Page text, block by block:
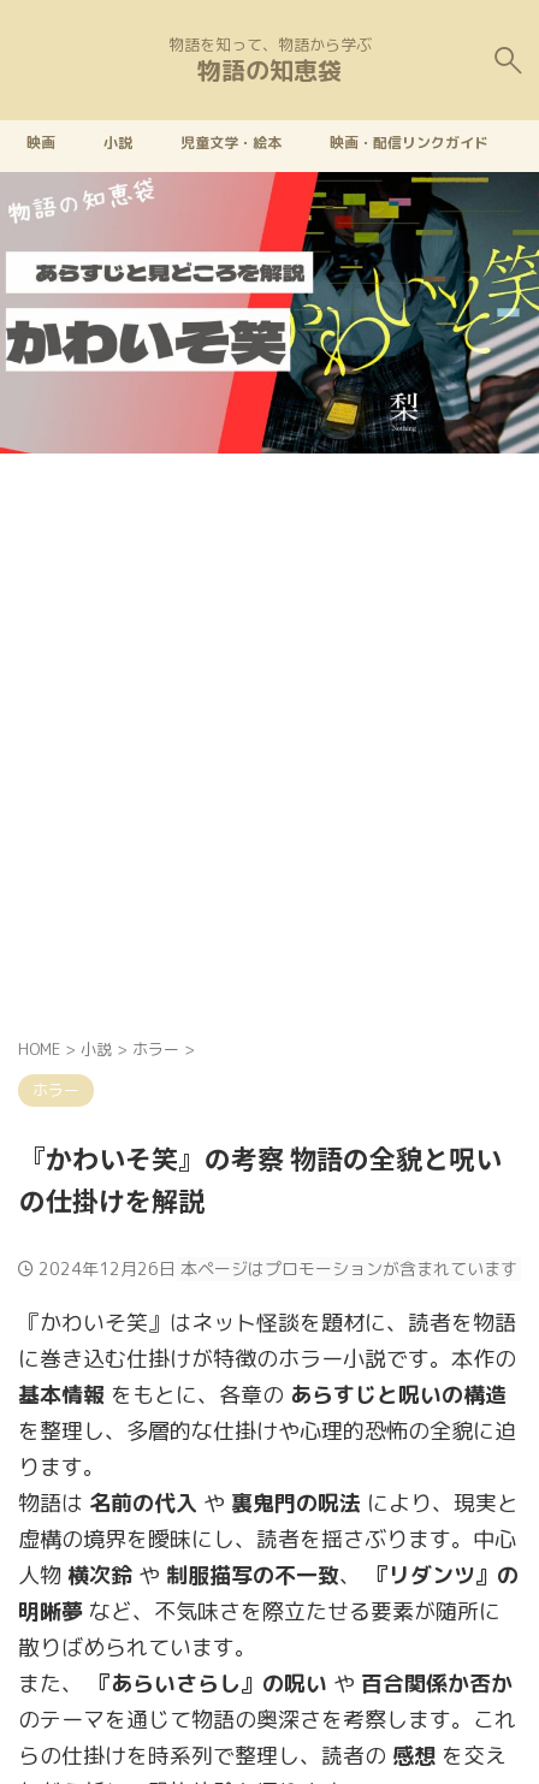
物語を知って、物語から学ぶ
物語の知恵袋
映画 小説 児童文学・絵本 映画・配信リンクガイド
HOME > 小説 > ホラー >
ホラー
『かわいそ笑』の考察 物語の全貌と呪い
の仕掛けを解説
2024年12月26日 本ページはプロモーションが含まれています
『かわいそ笑』はネット怪談を題材に、読者を物語
に巻き込む仕掛けが特徴のホラー小説です。本作の
基本情報 をもとに、各章の あらすじと呪いの構造
を整理し、多層的な仕掛けや心理的恐怖の全貌に迫
ります。
物語は 名前の代入 や 裏鬼門の呪法 により、現実と
虚構の境界を曖昧にし、読者を揺さぶります。中心
人物 横次鈴 や 制服描写の不一致、
『リダンツ』の
明晰夢 など、不気味さを際立たせる要素が随所に
散りばめられています。
また、
『あらいさらし』の呪い や 百合関係か否か
のテーマを通じて物語の奥深さを考察します。これ
らの仕掛けを時系列で整理し、読者の 感想 を交え